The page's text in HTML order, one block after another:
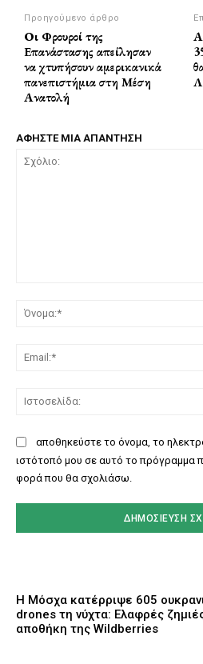
Προηγούμενο άρθρο
Οι Φρουροί της
Επανάστασης απείλησαν
να χτυπήσουν αμερικανικά
πανεπιστήμια στη Μέση
Ανατολή
ΑΦΗΣΤΕ ΜΙΑ ΑΠΑΝΤΗΣΗ
αποθηκεύστε το όνομα, το
ιστότοπό μου σε αυτό το πρόγραμμα
φορά που θα σχολιάσω.
Η Μόσχα κατέρριψε 605
drones τη νύχτα: Ελαφρές
αποθήκη της Wildberries